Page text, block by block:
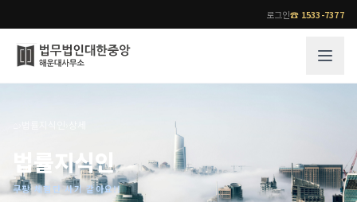
로그인☎ 1533-7377
오시는 길
통합검색
기업 인사이트
사례분석/최신동향
법률지식인
쿠팡 체험단 사기 같아요!!